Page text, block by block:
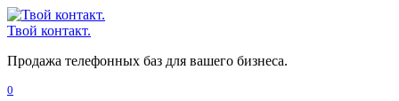
Перейти
к
Твой контакт.
Продажа телефонных баз для вашего бизнеса.
0